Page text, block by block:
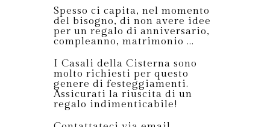
Spesso ci capita, nel momento
del bisogno, di non avere idee
per un regalo di anniversario,
compleanno, matrimonio ...
I Casali della Cisterna sono
molto richiesti per questo
genere di festeggiamenti.
Assicurati la riuscita di un
regalo indimenticabile!